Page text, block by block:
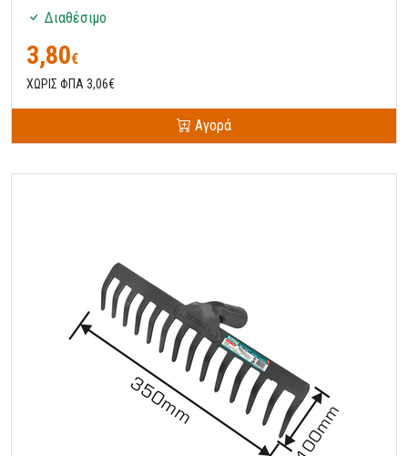
Διαθέσιμο
3,80€
ΧΩΡΙΣ ΦΠΑ 3,06€
Αγορά